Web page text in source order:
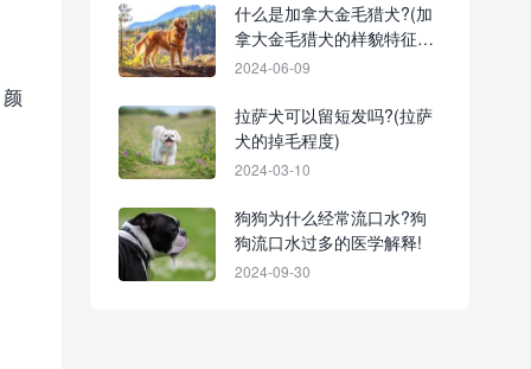
什么是加拿大金毛猎犬?(加
拿大金毛猎犬的样貌特征和
生活习性)
2024-06-09
拉萨犬可以留短发吗?(拉萨
犬的掉毛程度)
2024-03-10
狗狗为什么经常流口水?狗
狗流口水过多的医学解释!
2024-09-30